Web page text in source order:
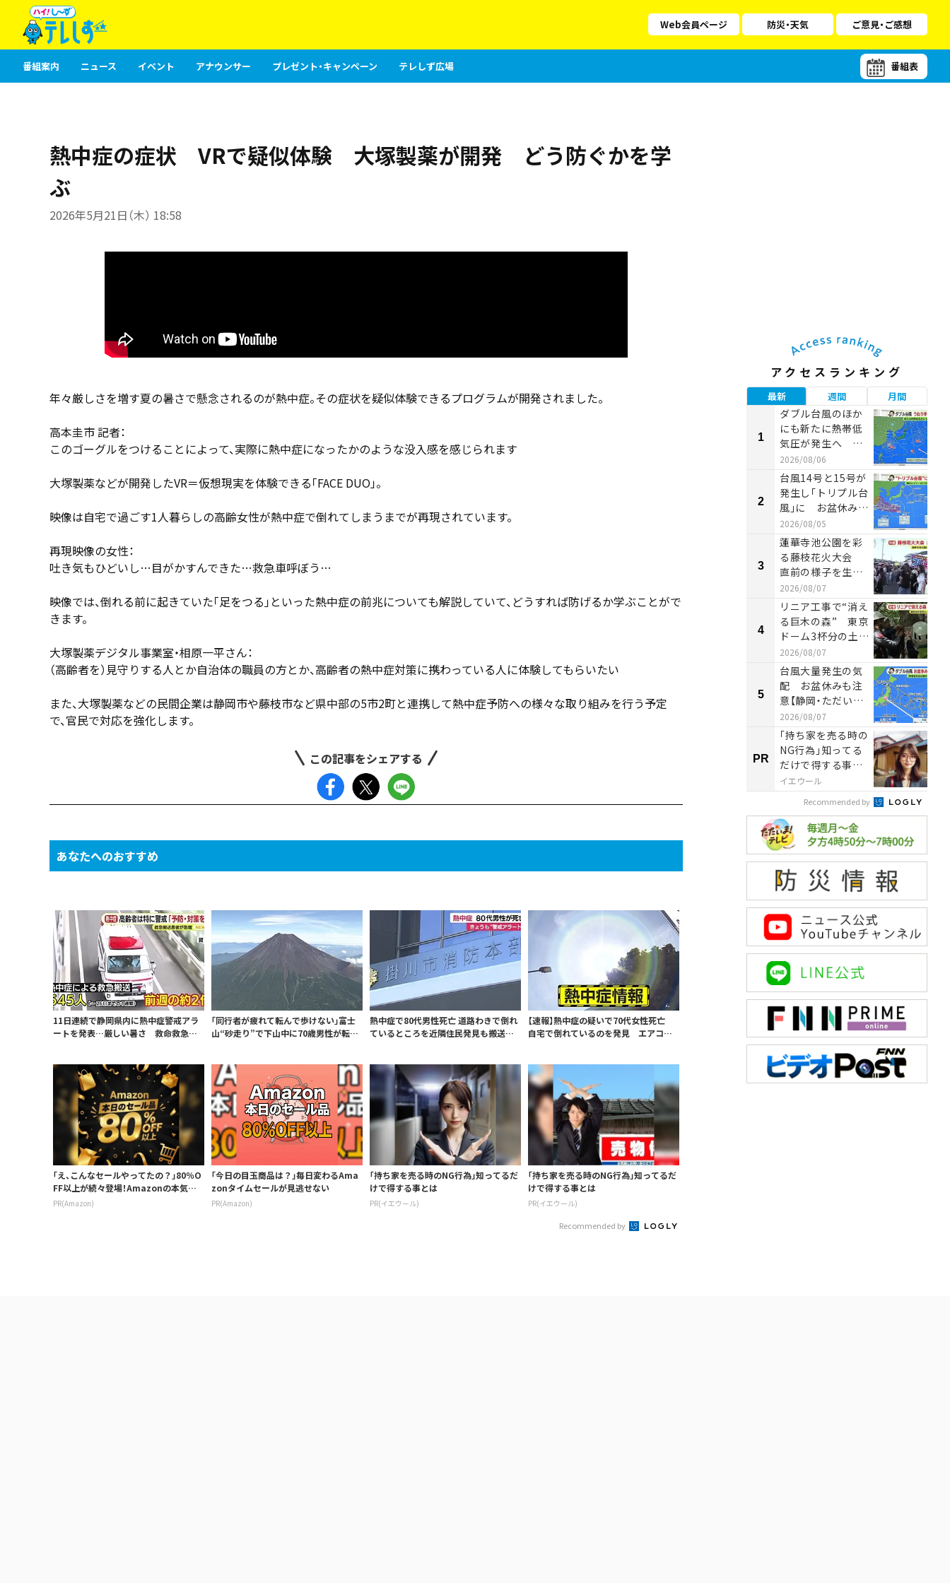
Web会員ページ 防災・天気 ご意見・ご感想
番組案内 ニュース イベント アナウンサー プレゼント・キャンペーン テレしず広場 番組表
熱中症の症状 VRで疑似体験 大塚製薬が開発 どう防ぐかを学
ぶ
2026年5月21日（木） 18:58
年々厳しさを増す夏の暑さで懸念されるのが熱中症。その症状を疑似体験できるプログラムが開発されました。
高本圭市 記者：
このゴーグルをつけることによって、実際に熱中症になったかのような没入感を感じられます
大塚製薬などが開発したVR＝仮想現実を体験できる「FACE DUO」。
映像は自宅で過ごす1人暮らしの高齢女性が熱中症で倒れてしまうまでが再現されています。
再現映像の女性：
吐き気もひどいし…目がかすんできた…救急車呼ぼう…
映像では、倒れる前に起きていた「足をつる」といった熱中症の前兆についても解説していて、どうすれば防げるか学ぶことがで
きます。
大塚製薬デジタル事業室・相原一平さん：
（高齢者を）見守りする人とか自治体の職員の方とか、高齢者の熱中症対策に携わっている人に体験してもらいたい
また、大塚製薬などの民間企業は静岡市や藤枝市など県中部の5市2町と連携して熱中症予防への様々な取り組みを行う予定
で、官民で対応を強化します。
この記事をシェアする
あなたへのおすすめ
11日連続で静岡県内に熱中症警戒アラ
ートを発表…厳しい暑さ 救命救急の
「同行者が疲れて転んで歩けない」富士
山“砂走り”で下山中に70歳男性が転
熱中症で80代男性死亡 道路わきで倒れ
ているところを近隣住民発見も搬送時
【速報】熱中症の疑いで70代女性死亡
自宅で倒れているのを発見 エアコン
「え、こんなセールやってたの？」80％O
FF以上が続々登場！Amazonの本気
が...
PR(Amazon)
「今日の目玉商品は？」毎日変わるAma
zonタイムセールが見逃せない
PR(Amazon)
「持ち家を売る時のNG行為」知ってるだ
けで得する事とは
PR(イエウール)
「持ち家を売る時のNG行為」知ってるだ
けで得する事とは
PR(イエウール)
Recommended by
アクセスランキング
最新 週間 月間
1
ダブル台風のほか
にも新たに熱帯低
気圧が発生へ お
盆の天気に影響が
出るおそれも 【...
2026/08/06
2
台風14号と15号が
発生し「トリプル台
風」に お盆休みへ
の影響は 熱帯夜
も復活 ...
2026/08/05
3
蓮華寺池公園を彩
る藤枝花火大会
直前の様子を生中
継 屋台並ぶ駐車
場は大にぎわい
2026/08/07
4
リニア工事で“消え
る巨木の森” 東京
ドーム3杯分の土砂
で埋め立てられる
森 静岡市...
2026/08/07
5
台風大量発生の気
配 お盆休みも注
意【静岡・ただいま
天気 8/7】
2026/08/07
PR
「持ち家を売る時の
NG行為」知ってる
だけで得する事と
は
イエウール
Recommended by